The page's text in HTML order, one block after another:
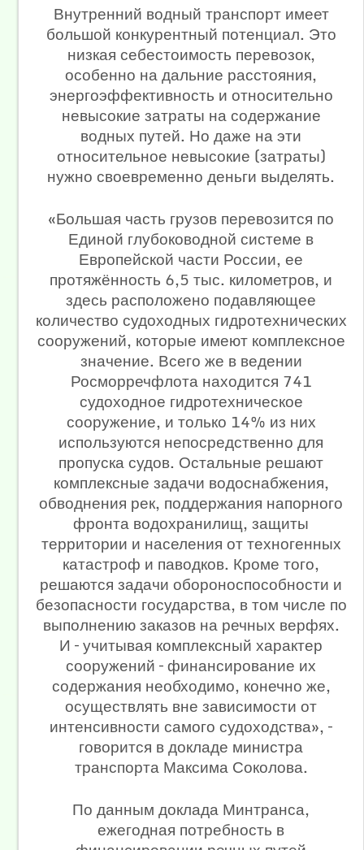
Внутренний водный транспорт имеет
большой конкурентный потенциал. Это
низкая себестоимость перевозок,
особенно на дальние расстояния,
энергоэффективность и относительно
невысокие затраты на содержание
водных путей. Но даже на эти
относительное невысокие (затраты)
нужно своевременно деньги выделять.
«Большая часть грузов перевозится по
Единой глубоководной системе в
Европейской части России, ее
протяжённость 6,5 тыс. километров, и
здесь расположено подавляющее
количество судоходных гидротехнических
сооружений, которые имеют комплексное
значение. Всего же в ведении
Росморречфлота находится 741
судоходное гидротехническое
сооружение, и только 14% из них
используются непосредственно для
пропуска судов. Остальные решают
комплексные задачи водоснабжения,
обводнения рек, поддержания напорного
фронта водохранилищ, защиты
территории и населения от техногенных
катастроф и паводков. Кроме того,
решаются задачи обороноспособности и
безопасности государства, в том числе по
выполнению заказов на речных верфях.
И – учитывая комплексный характер
сооружений – финансирование их
содержания необходимо, конечно же,
осуществлять вне зависимости от
интенсивности самого судоходства», –
говорится в докладе министра
транспорта Максима Соколова.
По данным доклада Минтранса,
ежегодная потребность в